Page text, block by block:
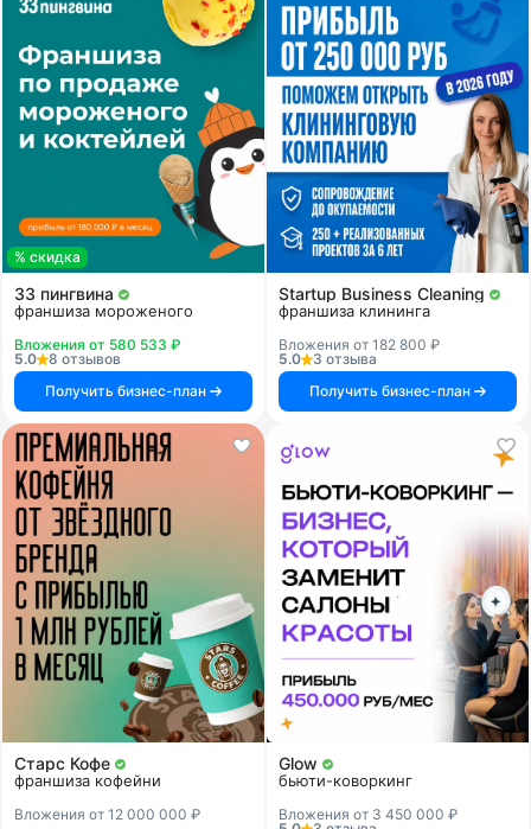
% скидка
33 пингвина
франшиза мороженого
Вложения от 580 533 ₽
5.0
8 отзывов
Получить бизнес-план
Startup Business Cleaning
франшиза клининга
Вложения от 182 800 ₽
5.0
3 отзыва
Получить бизнес-план
Старс Кофе
франшиза кофейни
Вложения от 12 000 000 ₽
Glow
бьюти-коворкинг
Вложения от 3 450 000 ₽